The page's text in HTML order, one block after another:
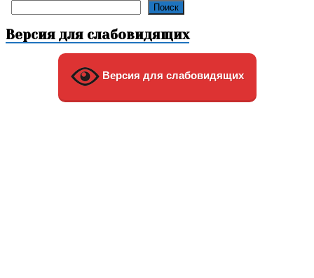
Поиск
Версия для слабовидящих
Версия для слабовидящих